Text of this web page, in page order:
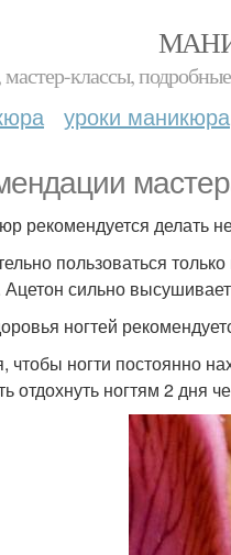
классы,
уроки маникюра
рекомендуется делать
пользоваться
Ацетон сильно
ногтей
чтобы ногти постоянно
отдохнуть ногтям 2 дня